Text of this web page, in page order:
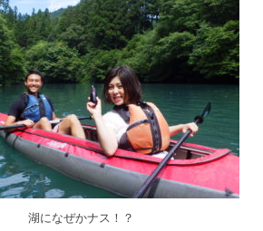
湖になぜかナス！？